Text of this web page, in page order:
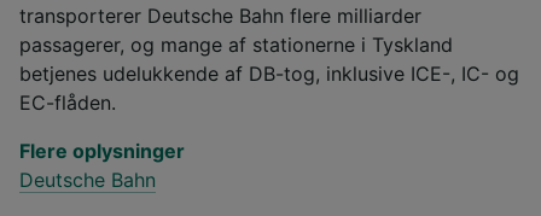
transporterer Deutsche Bahn flere milliarder
passagerer, og mange af stationerne i Tyskland
betjenes udelukkende af DB-tog, inklusive ICE-, IC- og
EC-flåden.
Flere oplysninger
Deutsche Bahn